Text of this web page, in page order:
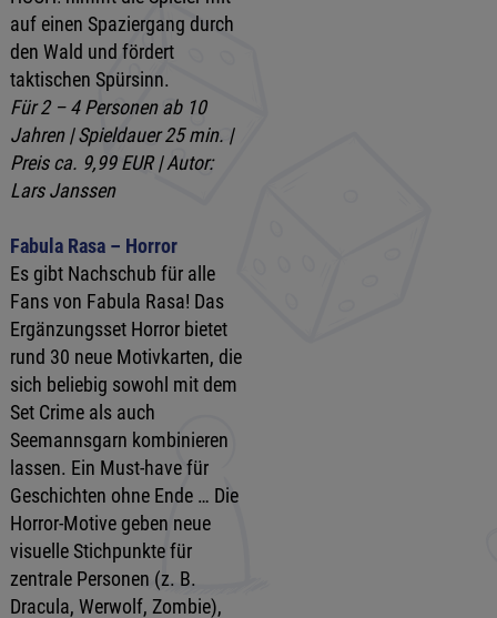
auf einen Spaziergang durch
den Wald und fördert
taktischen Spürsinn.
Für 2 – 4 Personen ab 10
Jahren | Spieldauer 25 min. |
Preis ca. 9,99 EUR | Autor:
Lars Janssen
Fabula Rasa – Horror
Es gibt Nachschub für alle
Fans von Fabula Rasa! Das
Ergänzungsset Horror bietet
rund 30 neue Motivkarten, die
sich beliebig sowohl mit dem
Set Crime als auch
Seemannsgarn kombinieren
lassen. Ein Must-have für
Geschichten ohne Ende … Die
Horror-Motive geben neue
visuelle Stichpunkte für
zentrale Personen (z. B.
Dracula, Werwolf, Zombie),